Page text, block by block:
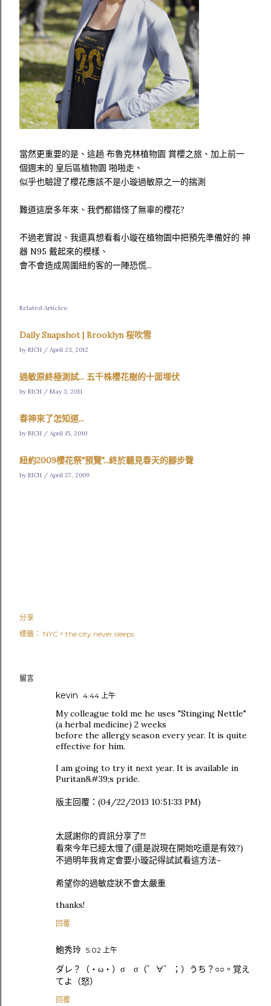
當然更重要的是、這趟 布魯克林植物園 賞櫻之旅、加上前一
個週末的 皇后區植物園 啪啪走、
似乎也驗證了櫻花應該不是小璇過敏原之一的揣測
難道這麼多年來、我們都錯怪了無辜的櫻花?
不過老實說、我還真想看看小璇在植物園中把預先準備好的 神
器 N95 戴起來的模樣、
會不會造成周圍紐約客的一陣恐慌...
Related Articles:
Daily Snapshot | Brooklyn 桜吹雪
by RICH / April 23, 2012
過敏原終極測試... 五千株櫻花樹的十面埋伏
by RICH / May 3, 2011
春神來了怎知道...
by RICH / April 15, 2010
紐約2009櫻花祭"預覽"...終於聽見春天的腳步聲
by RICH / April 27, 2009
分享
標籤： NYC。the city never sleeps
留言
kevin 4:44 上午
My colleague told me he uses "Stinging Nettle"
(a herbal medicine) 2 weeks
before the allergy season every year. It is quite
effective for him.
I am going to try it next year. It is available in
Puritan&#39;s pride.
版主回覆：(04/22/2013 10:51:33 PM)
太感謝你的資訊分享了!!!
看來今年已經太慢了(還是說現在開始吃還是有效?)
不過明年我肯定會要小璇記得試試看這方法~
希望你的過敏症狀不會太嚴重
thanks!
回覆
鮑秀玲 5:02 上午
ダレ？（・ω・）σ σ（゜∀゜；）うち？○○。覚え
てよ（怒）
回覆